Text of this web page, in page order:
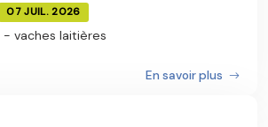
07 JUIL. 2026
- vaches laitières
En savoir plus